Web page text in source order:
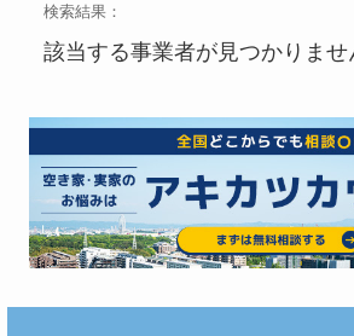
検索結果：
該当する事業者が見つかりませ